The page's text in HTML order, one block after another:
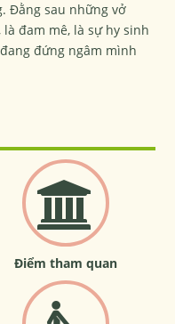
Đằng sau những vở
đam mê, là sự hy sinh
đứng ngâm mình
Điểm tham quan